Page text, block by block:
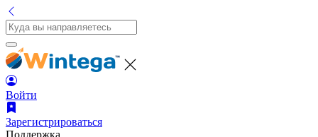
Войти
Зарегистрироваться
Поддержка